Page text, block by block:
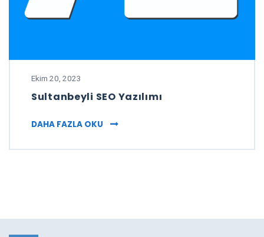
Ekim 20, 2023
Sultanbeyli SEO Yazılımı
DAHA FAZLA OKU SULTANBEYLI SEO YAZILIMI